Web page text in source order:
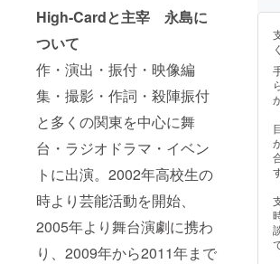
High-Cardと主宰 永島に
ついて
作・演出・振付・映像編
集・撮影・作詞・殺陣振付
と多くの関東を中心に舞
台・ラジオドラマ・イベン
トに出演。2002年高校生の
時より芸能活動を開始、
2005年より舞台演劇に携わ
り、2009年から2011年まで